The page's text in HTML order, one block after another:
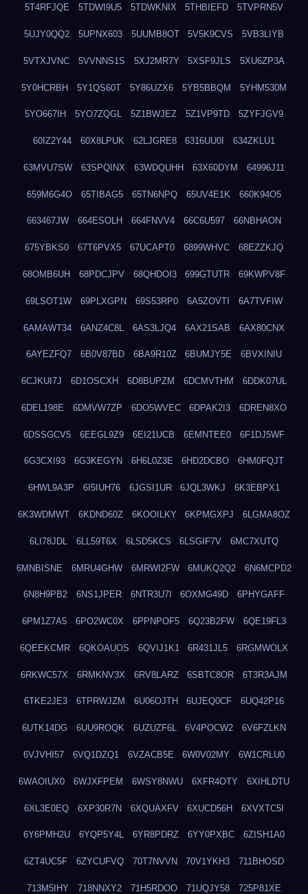
5T4RFJQE 5TDWI9U5 5TDWKNIX 5THBIEFD 5TVPRN5V
5UJY0QQ2 5UPNX603 5UUMB8OT 5V5K9CVS 5VB3LIYB
5VTXJVNC 5VVNNS1S 5XJ2MR7Y 5XSF9JLS 5XU6ZP3A
5Y0HCRBH 5Y1QS60T 5Y86UZX6 5YB5BBQM 5YHM530M
5YO667IH 5YO7ZQGL 5Z1BWJEZ 5Z1VP9TD 5ZYFJGV9
60IZ2Y44 60X8LPUK 62LJGRE8 6316UU0I 634ZKLU1
63MVU7SW 63SPQINX 63WDQUHH 63X60DYM 64996J11
659M6G4O 65TIBAG5 65TN6NPQ 65UV4E1K 660K94O5
663467JW 664ESOLH 664FNVV4 66C6U597 66NBHAON
675YBKS0 67T6PVX5 67UCAPT0 6899WHVC 68EZZKJQ
68OMB6UH 68PDCJPV 68QHDOI3 699GTUTR 69KWPV8F
69LSOT1W 69PLXGPN 69S53RP0 6A5ZOVTI 6A7TVFIW
6AMAWT34 6ANZ4C8L 6AS3LJQ4 6AX21SAB 6AX80CNX
6AYEZFQ7 6B0V87BD 6BA9R10Z 6BUMJY5E 6BVXINIU
6CJKUI7J 6D1OSCXH 6D8BUPZM 6DCMVTHM 6DDK07UL
6DEL198E 6DMVW7ZP 6DO5WVEC 6DPAK2I3 6DREN8XO
6DSSGCV5 6EEGL9Z9 6EI21UCB 6EMNTEE0 6F1DJ5WF
6G3CXI93 6G3KEGYN 6H6L0Z3E 6HD2DCBO 6HM0FQJT
6HWL9A3P 6I5IUH76 6JGSI1UR 6JQL3WKJ 6K3EBPX1
6K3WDMWT 6KDND60Z 6KOOILKY 6KPMGXPJ 6LGMA8OZ
6LI78JDL 6LL59T6X 6LSD5KCS 6LSGIF7V 6MC7XUTQ
6MNBISNE 6MRU4GHW 6MRWI2FW 6MUKQ2Q2 6N6MCPD2
6N8H9PB2 6NS1JPER 6NTR3U7I 6OXMG49D 6PHYGAFF
6PM1Z7A5 6PO2WC0X 6PPNPOF5 6Q23B2FW 6QE19FL3
6QEEKCMR 6QKOAUOS 6QVIJ1K1 6R431JL5 6RGMWOLX
6RKWC57X 6RMKNV3X 6RV8LARZ 6SBTC8OR 6T3R3AJM
6TKE2JE3 6TPRWJZM 6U06OJTH 6UJEQ0CF 6UQ42P16
6UTK14DG 6UU9ROQK 6UZUZF6L 6V4POCW2 6V6FZLKN
6VJVHI57 6VQ1DZQ1 6VZACB5E 6W0V02MY 6W1CRLU0
6WAOIUX0 6WJXFPEM 6WSY8NWU 6XFR4OTY 6XIHLDTU
6XL3E0EQ 6XP30R7N 6XQUAXFV 6XUCD56H 6XVXTC5I
6Y6PMH2U 6YQP5Y4L 6YR8PDRZ 6YY0PXBC 6ZISH1A0
6ZT4UC5F 6ZYCUFVQ 70T7NVVN 70V1YKH3 711BHOSD
713M5IHY 718NNXY2 71H5RDOO 71UQJY58 725P81XE